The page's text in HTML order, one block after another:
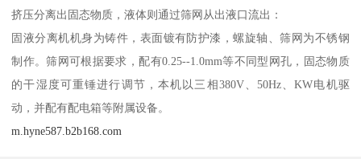
挤压分离出固态物质，液体则通过筛网从出液口流出：
固液分离机机身为铸件，表面镀有防护漆，螺旋轴、筛网为不锈钢
制作。筛网可根据要求，配有0.25--1.0mm等不同型网孔，固态物质
的干湿度可重锤进行调节，本机以三相380V、50Hz、KW电机驱
动，并配有配电箱等附属设备。
m.hyne587.b2b168.com